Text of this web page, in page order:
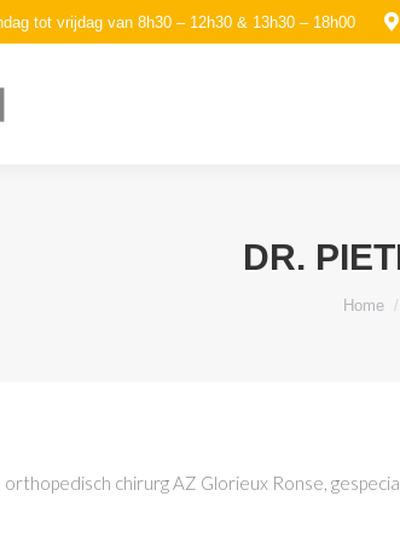
tot vrijdag van 8h30 – 12h30 & 13h30 – 18h00
DR.
Je
Home
chirurg AZ Glorieux Ronse,